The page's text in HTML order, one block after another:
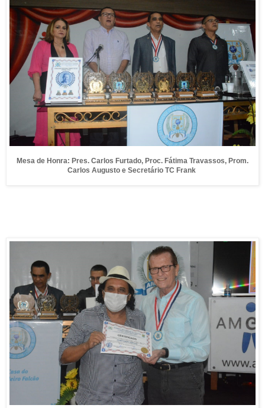
Mesa de Honra: Pres. Carlos Furtado, Proc. Fátima Travassos, Prom.
Carlos Augusto e Secretário TC Frank